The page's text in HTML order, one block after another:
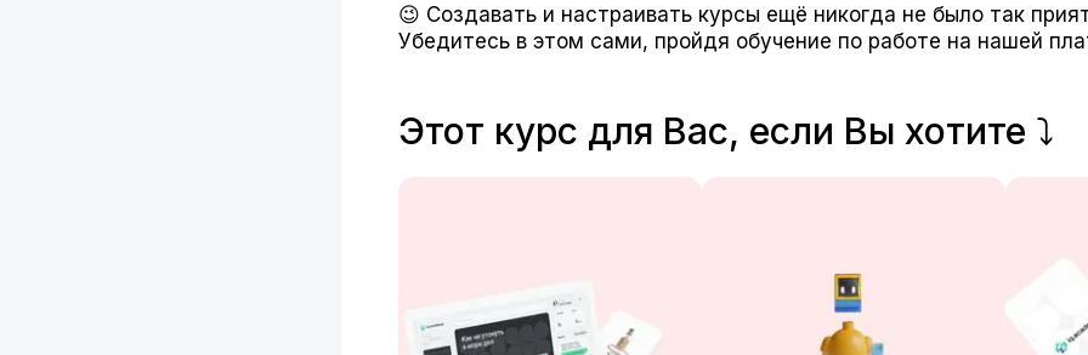
😉 Создавать и настраивать курсы ещё никогда не было так
Убедитесь в этом сами, пройдя обучение по работе на нашей
Этот курс для Вас, если Вы хотите ⤵